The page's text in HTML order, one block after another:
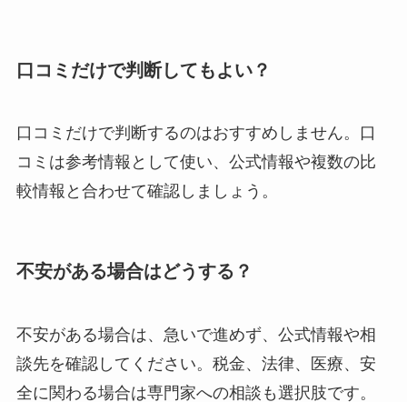
口コミだけで判断してもよい？
口コミだけで判断するのはおすすめしません。口
コミは参考情報として使い、公式情報や複数の比
較情報と合わせて確認しましょう。
不安がある場合はどうする？
不安がある場合は、急いで進めず、公式情報や相
談先を確認してください。税金、法律、医療、安
全に関わる場合は専門家への相談も選択肢です。